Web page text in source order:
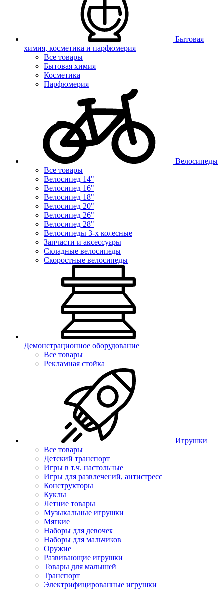
Бытовая
химия, косметика и парфюмерия
Все товары
Бытовая химия
Косметика
Парфюмерия
Велосипеды
Все товары
Велосипед 14"
Велосипед 16"
Велосипед 18"
Велосипед 20"
Велосипед 26"
Велосипед 28"
Велосипеды 3-х колесные
Запчасти и аксессуары
Складные велосипеды
Скоростные велосипеды
Демонстрационное оборудование
Все товары
Рекламная стойка
Игрушки
Все товары
Детский транспорт
Игры в т.ч. настольные
Игры для развлечений, антистресс
Конструкторы
Куклы
Летние товары
Музыкальные игрушки
Мягкие
Наборы для девочек
Наборы для мальчиков
Оружие
Развивающие игрушки
Товары для малышей
Транспорт
Электрифицированные игрушки